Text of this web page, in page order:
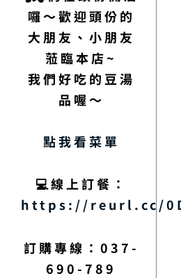
囉～歡迎頭份的
大朋友、小朋友
蒞臨本店~
我們好吃的豆湯
品喔～
點我看菜單
💻線上訂餐：
https://reurl.cc/
訂購專線：037-
690-789